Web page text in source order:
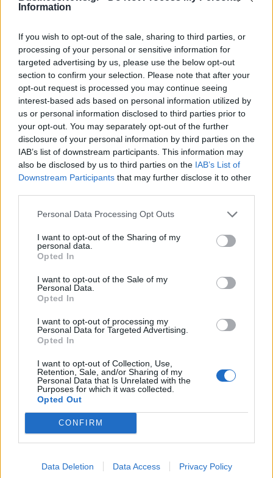
Information
If you wish to opt-out of the sale, sharing to third parties, or
processing of your personal or sensitive information for
targeted advertising by us, please use the below opt-out
section to confirm your selection. Please note that after your
opt-out request is processed you may continue seeing
interest-based ads based on personal information utilized by
us or personal information disclosed to third parties prior to
your opt-out. You may separately opt-out of the further
disclosure of your personal information by third parties on the
IAB’s list of downstream participants. This information may
also be disclosed by us to third parties on the IAB’s List of
Downstream Participants that may further disclose it to other
Personal Data Processing Opt Outs
I want to opt-out of the Sharing of my
personal data.
Opted In
I want to opt-out of the Sale of my
Personal Data.
Opted In
I want to opt-out of processing my
Personal Data for Targeted Advertising.
Opted In
I want to opt-out of Collection, Use,
Retention, Sale, and/or Sharing of my
Personal Data that Is Unrelated with the
Purposes for which it was collected.
Opted Out
CONFIRM
Data Deletion Data Access Privacy Policy
Εθνική Κορασίδων: Νίκησε με 82-52 τη Νορβηγία και παίζει με την
Ισλανδία στον τελικό ανόδου
Γιαννακόπουλος: «Έκανα λάθος
και το λάβαρο με τον
θέση του»
εκατ. και καθαρά κέρδη μόλις
€16 χιλ. στο πρώτο πλήρες έτος
υπό τη ΔΕΗ
Από τον Ρήνο μέχρι τη Μεσόγειο: Η κλιματική κρίση παραλύει την
ευρωπαϊκή οικονομία
Ευπρόσδεκτοι οι ξένοι
επενδυτές στις ελληνικές
τράπεζες
ΣΚΑΪ: Ολοκληρώθηκε η θητεία
Γιάννης Αλαφούζος επιστρέφει
στη θέση του CEO
Media: Με ενίσχυση 8 εκατ. ευρώ σε 451 επιχειρήσεις ξεκίνησε το
πρόγραμμα στήριξης- Κάλυψη εισφορών ΕΔΟΕΑΠ